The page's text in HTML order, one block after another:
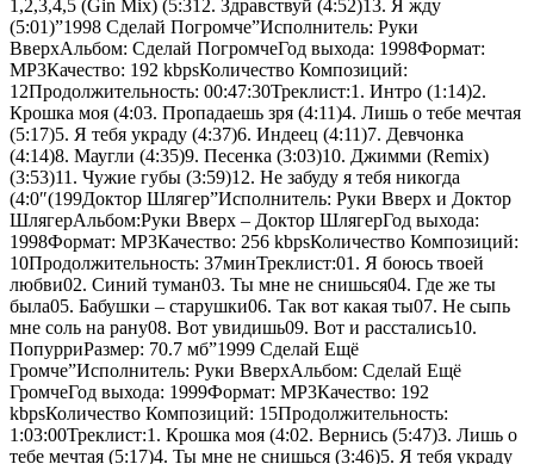
1,2,3,4,5 (Gin Mix) (5:312. Здравствуй (4:52)13. Я жду
(5:01)”1998 Сделай Погромче”Исполнитель: Руки
ВверхАльбом: Сделай ПогромчеГод выхода: 1998Формат:
MP3Качество: 192 kbpsКоличество Композиций:
12Продолжительность: 00:47:30Треклист:1. Интро (1:14)2.
Крошка моя (4:03. Пропадаешь зря (4:11)4. Лишь о тебе мечтая
(5:17)5. Я тебя украду (4:37)6. Индеец (4:11)7. Девчонка
(4:14)8. Маугли (4:35)9. Песенка (3:03)10. Джимми (Remix)
(3:53)11. Чужие губы (3:59)12. Не забуду я тебя никогда
(4:0″(199Доктор Шлягер”Исполнитель: Руки Вверх и Доктор
ШлягерАльбом:Руки Вверх – Доктор ШлягерГод выхода:
1998Формат: MP3Качество: 256 kbpsКоличество Композиций:
10Продолжительность: 37минТреклист:01. Я боюсь твоей
любви02. Синий туман03. Ты мне не снишься04. Где же ты
была05. Бабушки – старушки06. Так вот какая ты07. Не сыпь
мне соль на рану08. Вот увидишь09. Вот и расстались10.
ПопурриРазмер: 70.7 мб”1999 Cделай Ещё
Громче”Исполнитель: Руки ВверхАльбом: Cделай Ещё
ГромчеГод выхода: 1999Формат: MP3Качество: 192
kbpsКоличество Композиций: 15Продолжительность:
1:03:00Треклист:1. Крошка моя (4:02. Вернись (5:47)3. Лишь о
тебе мечтая (5:17)4. Ты мне не снишься (3:46)5. Я тебя украду